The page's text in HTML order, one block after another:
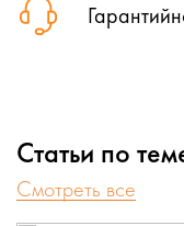
Статьи по
Cмотреть все